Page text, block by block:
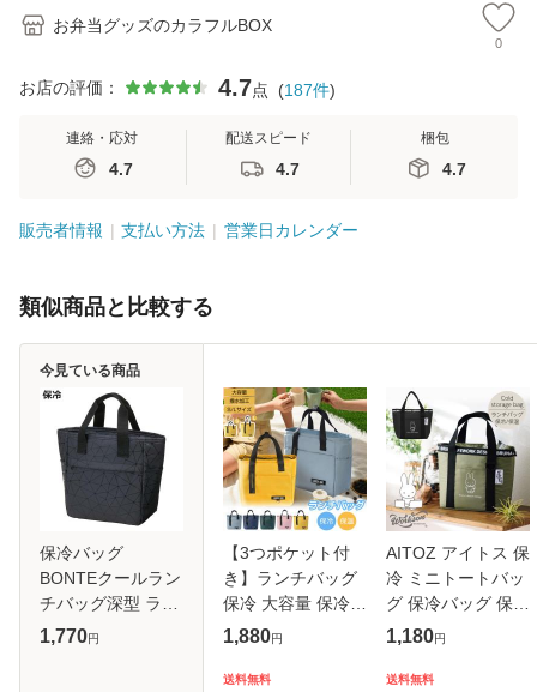
お弁当グッズのカラフルBOX
0
お店の評価： 4.7点 (187件)
連絡・応対
4.7
配送スピード
4.7
梱包
4.7
販売者情報 支払い方法 営業日カレンダー
類似商品と比較する
保冷バッグ
BONTEクールラン
チバッグ深型 ラン
チバッグ （ お弁当
1,770円
今見ている商品
【3つポケット付
き】ランチバッグ
保冷 大容量 保冷バ
ッグ 縦長 大きめ
広い 保冷ポーチ 大
1,880円
送料無料
AITOZ アイトス 保
冷 ミニトートバッ
グ 保冷バッグ 保温
miffy ミッフィー
ランチトート お弁
1,180円
送料無料